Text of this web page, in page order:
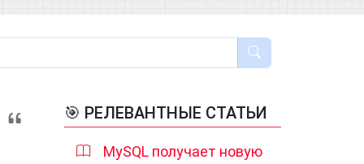
🎯 РЕЛЕВАНТНЫЕ СТАТЬИ
MySQL получает новую